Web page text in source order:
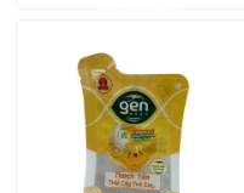
Au sujet de nous
Visite d'usine